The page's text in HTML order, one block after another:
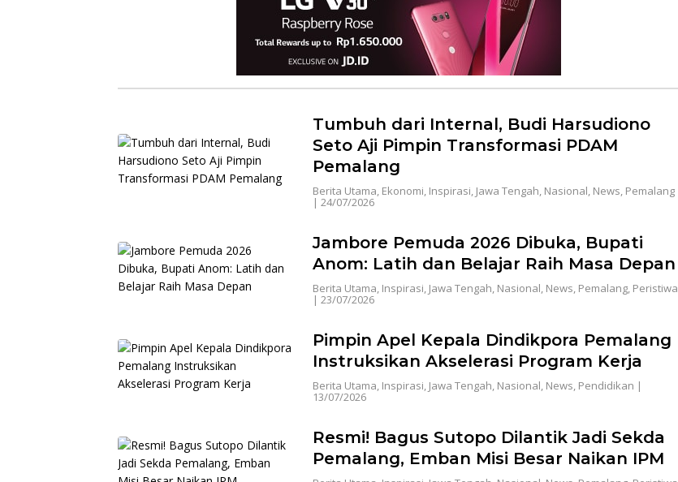
Tumbuh dari Internal, Budi Harsudiono
Seto Aji Pimpin Transformasi PDAM
Pemalang
Berita Utama, Ekonomi, Inspirasi, Jawa Tengah, Nasional, News, Pemalang
| 24/07/2026
Jambore Pemuda 2026 Dibuka, Bupati
Anom: Latih dan Belajar Raih Masa Depan
Berita Utama, Inspirasi, Jawa Tengah, Nasional, News, Pemalang, Peristiwa
| 23/07/2026
Pimpin Apel Kepala Dindikpora Pemalang
Instruksikan Akselerasi Program Kerja
Berita Utama, Inspirasi, Jawa Tengah, Nasional, News, Pendidikan |
13/07/2026
Resmi! Bagus Sutopo Dilantik Jadi Sekda
Pemalang, Emban Misi Besar Naikan IPM